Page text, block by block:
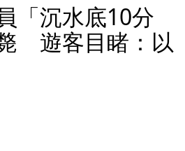
「沉水底10分
遊客目睹：以